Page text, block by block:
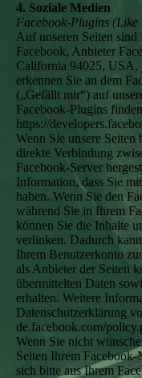
4. Soziale Medien
Facebook-Plugins
Auf unseren Seiten
Facebook, Anbieter
California 94025, USA,
erkennen Sie an dem
(„Gefällt mir“) auf
Facebook-Plugins
https://
Wenn Sie unsere
direkte Verbindung
Facebook-Server
Information, dass Sie
haben. Wenn Sie den
während Sie in Ihrem
können Sie die Inhalte
verlinken. Dadurch
Ihrem Benutzerkonto
als Anbieter der Seiten
übermittelten Daten
erhalten. Weitere
Datenschutzerklärung
de.facebook.com/
Wenn Sie nicht
Seiten Ihrem
sich bitte aus Ihrem